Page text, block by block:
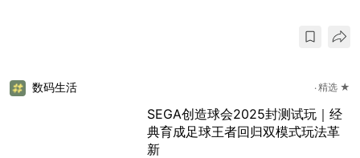
数码生活 精选 ★
SEGA创造球会2025封测试玩｜经
典育成足球王者回归双模式玩法革
新